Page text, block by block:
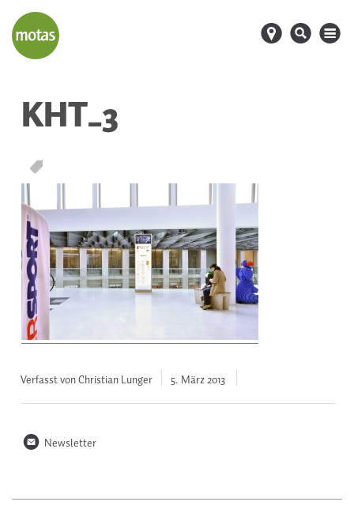
d s M
KHT_3
T
Verfasst von Christian Lunger 5. März2013
n Newsletter